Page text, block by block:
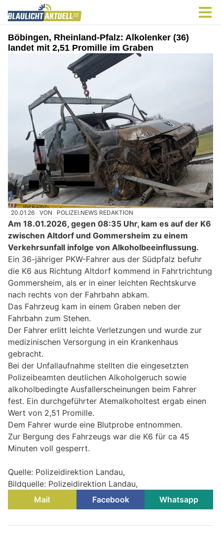
Böbingen, Rheinland-Pfalz: Alkolenker (36)
landet mit 2,51 Promille im Graben
20.01.26 VON POLIZEI.NEWS REDAKTION
Am 18.01.2026, gegen 08:35 Uhr, kam es auf der K6
zwischen Altdorf und Gommersheim zu einem
Verkehrsunfall infolge von Alkoholbeeinflussung.
Ein 36-jähriger PKW-Fahrer aus der Südpfalz befuhr
die K6 aus Richtung Altdorf kommend in Fahrtrichtung
Gommersheim, als er in einer leichten Rechtskurve
nach rechts von der Fahrbahn abkam.
Das Fahrzeug kam in einem Graben neben der
Fahrbahn zum Stehen.
Der Fahrer erlitt leichte Verletzungen und wurde zur
medizinischen Versorgung in ein Krankenhaus
gebracht.
Bei der Unfallaufnahme stellten die eingesetzten
Polizeibeamten deutlichen Alkoholgeruch sowie
alkoholbedingte Ausfallerscheinungen beim Fahrer
fest. Ein durchgeführter Atemalkoholtest ergab einen
Wert von 2,51 Promille.
Dem Fahrer wurde eine Blutprobe entnommen.
Zur Bergung des Fahrzeugs war die K6 für ca 45
Minuten voll gesperrt.
Quelle: Polizeidirektion Landau,
Bildquelle: Polizeidirektion Landau,
Mail
Facebook Whatsapp